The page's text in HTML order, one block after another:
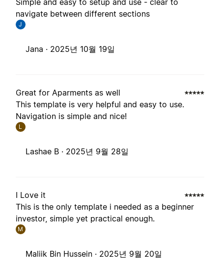
Simple and easy to setup and use - clear to
navigate between different sections
J
Jana · 2025년 10월 19일
Great for Aparments as well
This template is very helpful and easy to use.
Navigation is simple and nice!
L
Lashae B · 2025년 9월 28일
I Love it
This is the only template i needed as a beginner
investor, simple yet practical enough.
M
Maliik Bin Hussein · 2025년 9월 20일